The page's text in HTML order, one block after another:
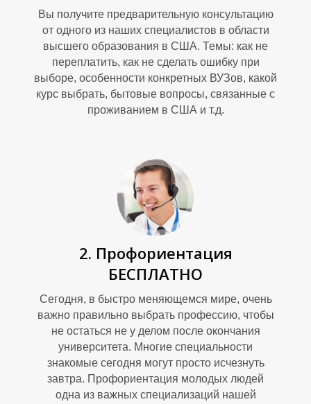
П
Вы получите предварительную консультацию
от одного из наших специалистов в области
высшего образования в США. Темы: как не
переплатить, как не сделать ошибку при
выборе, особенности конкретных ВУЗов, какой
курс выбрать, бытовые вопросы, связанные с
проживанием в США и т.д.
2. Профориентация
БЕСПЛАТНО
Сегодня, в быстро меняющемся мире, очень
важно правильно выбрать профессию, чтобы
не остаться не у делом после окончания
университета. Многие специальности
знакомые сегодня могут просто исчезнуть
завтра. Профориентация молодых людей
одна из важных специализаций нашей